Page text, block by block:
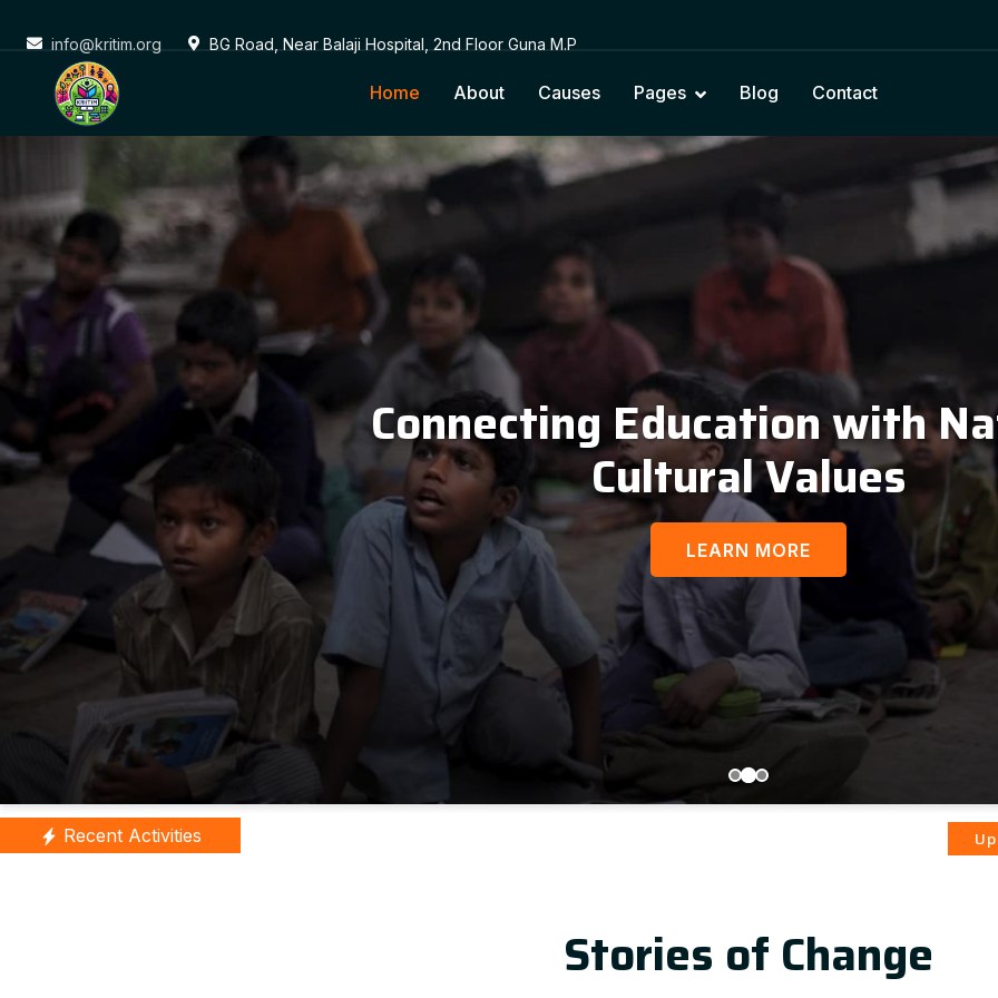
info@kritim.org BG Road, Near Balaji Hospital, 2nd Floor Guna M.P
Home About Causes Pages Blog Contact
Connecting Education with
Cultural Values
LEARN MORE
Recent Activities आज़ादी
Stories of Change